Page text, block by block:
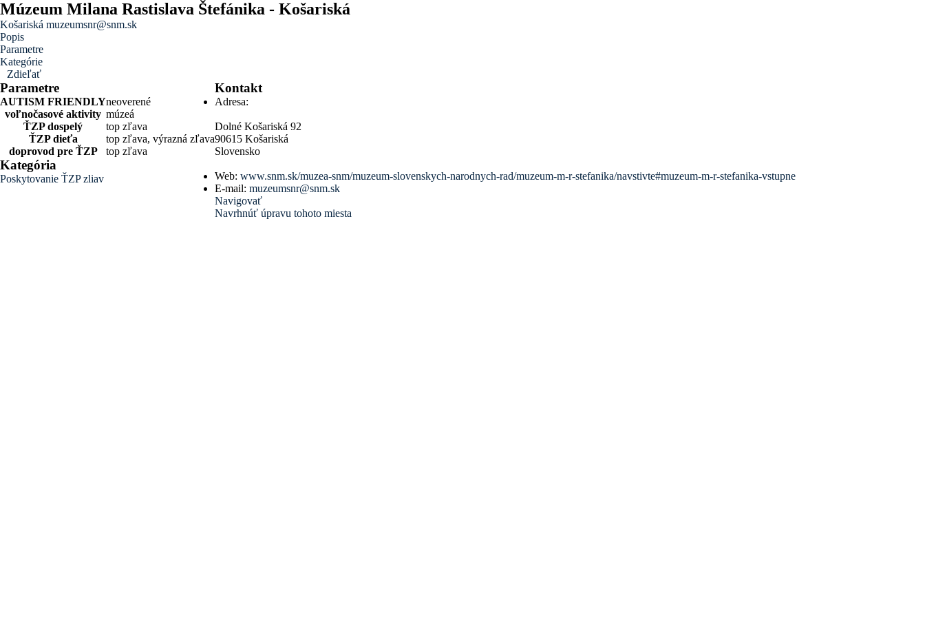
Múzeum Milana Rastislava Štefánika - Košariská
Košariská muzeumsnr@snm.sk
Popis
Parametre
Kategórie
Zdieľať
Parametre
AUTISM FRIENDLYneoverené
voľnočasové aktivity múzeá
ŤZP dospelý
top zľava
ŤZP dieťa
top zľava, výrazná zľava
doprovod pre ŤZP
top zľava
Kategória
Poskytovanie ŤZP zliav
Kontakt
Adresa:
Dolné Košariská 92
90615 Košariská
Slovensko
Web: www.snm.sk/muzea-snm/muzeum-slovenskych-narodnych-rad/muzeum-m-r-stefanika/navstivte#muzeum-m-r-stefanika-vstupne
E-mail: muzeumsnr@snm.sk
Navigovať
Navrhnúť úpravu tohoto miesta